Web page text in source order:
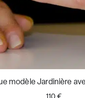
modèle Jardinière